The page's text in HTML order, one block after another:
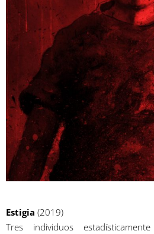
Estigia (2019)
Tres individuos